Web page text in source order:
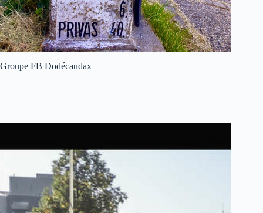
Groupe FB Dodécaudax